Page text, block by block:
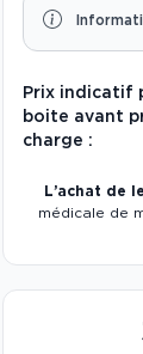
Prix indicatif
boite avant
charge :
L’achat de
médicale de